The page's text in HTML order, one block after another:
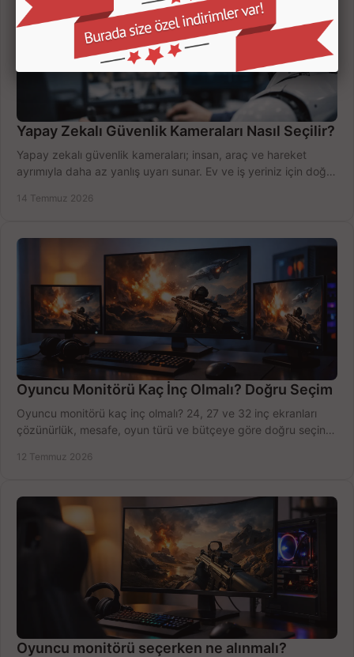
Yapay Zekalı Güvenlik Kameraları Nasıl Seçilir?
Yapay zekalı güvenlik kameraları; insan, araç ve hareket
ayrımıyla daha az yanlış uyarı sunar. Ev ve iş yeriniz için doğru
14 Temmuz 2026
Oyuncu Monitörü Kaç İnç Olmalı? Doğru Seçim
Oyuncu monitörü kaç inç olmalı? 24, 27 ve 32 inç ekranları
çözünürlük, mesafe, oyun türü ve bütçeye göre doğru seçin,
12 Temmuz 2026
Oyuncu monitörü seçerken ne alınmalı?